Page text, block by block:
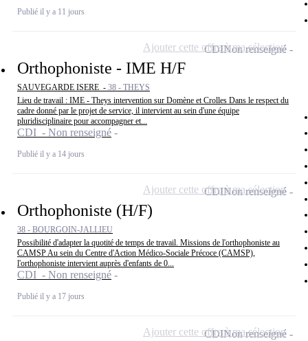
Publié il y a 11 jours
Orthophoniste - IME H/F
SAUVEGARDE ISERE - 38 - THEYS
Lieu de travail : IME - Theys intervention sur Domène et Crolles Dans le respect du
cadre donné par le projet de service, il intervient au sein d'une équipe
pluridisciplinaire pour accompagner et...
CDI - Non renseigné
Publié il y a 14 jours
CDINon renseigné
Ajouter cette offre à ma sélection
Orthophoniste (H/F)
38 - BOURGOIN-JALLIEU
Possibilité d'adapter la quotité de temps de travail. Missions de l'orthophoniste au
CAMSP Au sein du Centre d'Action Médico-Sociale Précoce (CAMSP),
l'orthophoniste intervient auprès d'enfants de 0...
CDI - Non renseigné
Publié il y a 17 jours
CDINon renseigné
Ajouter cette offre à ma sélection
CDINon renseigné
Ajouter cette offre à ma sélection